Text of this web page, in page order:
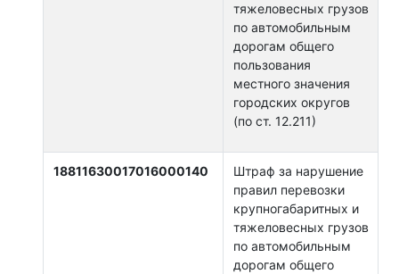
тяжеловесных грузов
по автомобильным
дорогам общего
пользования
местного значения
городских округов
(по ст. 12.211)
18811630017016000140
Штраф за нарушение
правил перевозки
крупногабаритных и
тяжеловесных грузов
по автомобильным
дорогам общего